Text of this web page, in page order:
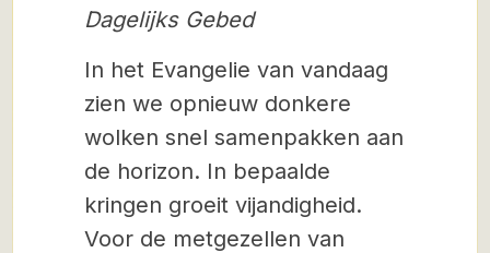
Dagelijks Gebed
In het Evangelie van vandaag
zien we opnieuw donkere
wolken snel samenpakken aan
de horizon. In bepaalde
kringen groeit vijandigheid.
Voor de metgezellen van